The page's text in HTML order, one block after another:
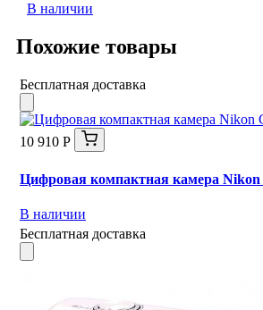
В наличии
Похожие товары
Бесплатная доставка
10 910 Р
Цифровая компактная камера Nikon
В наличии
Бесплатная доставка